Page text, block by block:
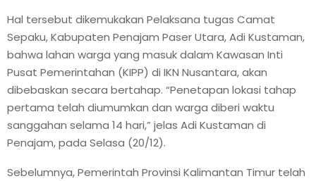
Hal tersebut dikemukakan Pelaksana tugas Camat
Sepaku, Kabupaten Penajam Paser Utara, Adi Kustaman,
bahwa lahan warga yang masuk dalam Kawasan Inti
Pusat Pemerintahan (KIPP) di IKN Nusantara, akan
dibebaskan secara bertahap. “Penetapan lokasi tahap
pertama telah diumumkan dan warga diberi waktu
sanggahan selama 14 hari,” jelas Adi Kustaman di
Penajam, pada Selasa (20/12).
Sebelumnya, Pemerintah Provinsi Kalimantan Timur telah